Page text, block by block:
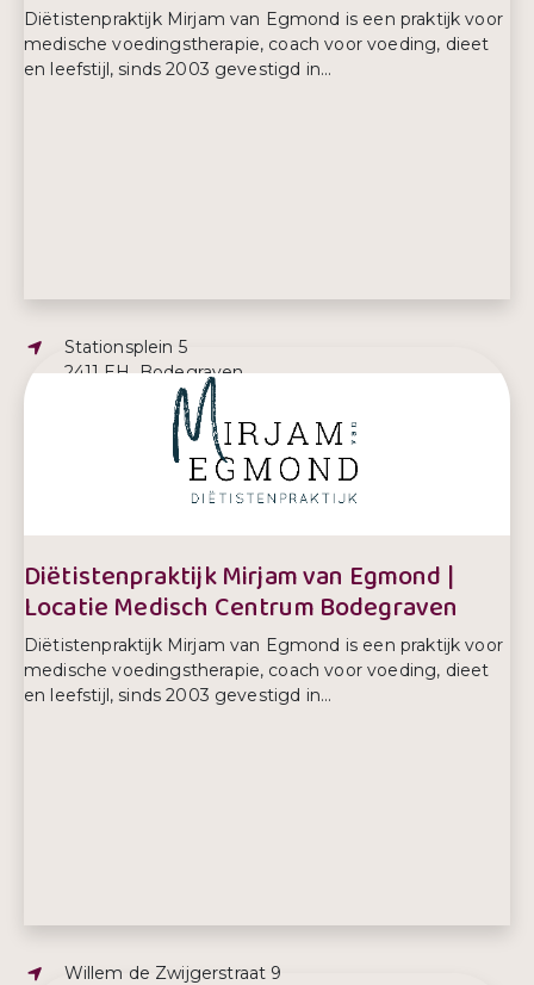
Diëtistenpraktijk Mirjam van Egmond is een praktijk voor
medische voedingstherapie, coach voor voeding, dieet
en leefstijl, sinds 2003 gevestigd in...
Adres:
Stationsplein 5
2411 EH, Bodegraven
dietistemirjam@gmail.com
Telefoonnummer:
Diëtistenpraktijk Mirjam van Egmond |
Locatie Medisch Centrum Bodegraven
Diëtistenpraktijk Mirjam van Egmond is een praktijk voor
medische voedingstherapie, coach voor voeding, dieet
en leefstijl, sinds 2003 gevestigd in...
Adres:
Willem de Zwijgerstraat 9